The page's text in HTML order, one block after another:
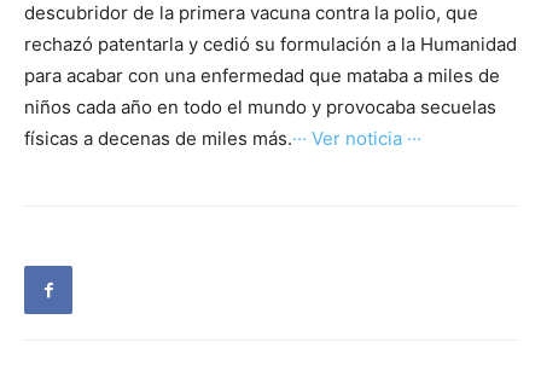
descubridor de la primera vacuna contra la polio, que
rechazó patentarla y cedió su formulación a la Humanidad
para acabar con una enfermedad que mataba a miles de
niños cada año en todo el mundo y provocaba secuelas
físicas a decenas de miles más.··· Ver noticia ···